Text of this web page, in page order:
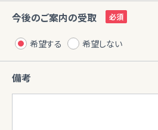
今後のご案内の受取
希望する 希望しない
備考